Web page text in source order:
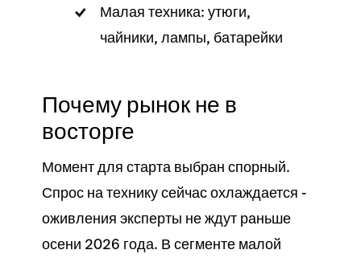
Малая техника: утюги,
чайники, лампы, батарейки
Почему рынок не в
восторге
Момент для старта выбран спорный.
Спрос на технику сейчас охлаждается -
оживления эксперты не ждут раньше
осени 2026 года. В сегменте малой